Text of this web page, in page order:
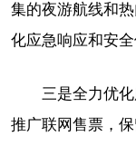
集的夜游航线和
化应急响应和安全
三是全力优
推广联网售票，